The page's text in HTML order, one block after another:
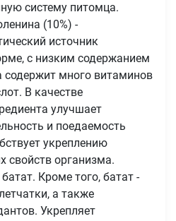
систему питомца.
(10%) -
источник
с низким содержанием
содержит много витаминов
В качестве
улучшает
и поедаемость
укреплению
свойств организма.
Кроме того, батат -
а также
Укрепляет